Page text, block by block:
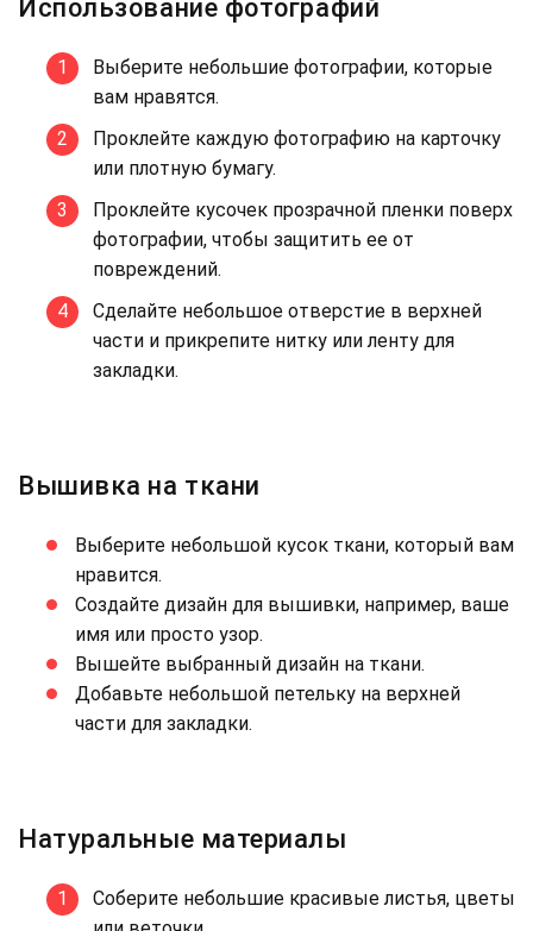
Использование фотографий
Выберите небольшие фотографии, которые
вам нравятся.
Проклейте каждую фотографию на карточку
или плотную бумагу.
Проклейте кусочек прозрачной пленки поверх
фотографии, чтобы защитить ее от
повреждений.
Сделайте небольшое отверстие в верхней
части и прикрепите нитку или ленту для
закладки.
Вышивка на ткани
Выберите небольшой кусок ткани, который вам
нравится.
Создайте дизайн для вышивки, например, ваше
имя или просто узор.
Вышейте выбранный дизайн на ткани.
Добавьте небольшой петельку на верхней
части для закладки.
Натуральные материалы
Соберите небольшие красивые листья, цветы